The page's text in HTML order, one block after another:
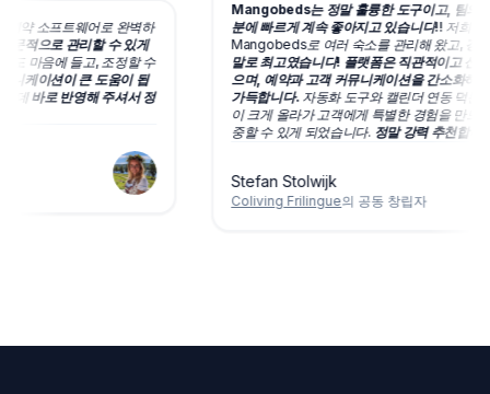
예약 소프트웨어로 완벽하
전문적으로 관리할 수 있게
도 마음에 들고, 조정할 수
뮤니케이션이 큰 도움이 됩
는데바로 반영해 주셔서 정
Mangobeds는 정말 훌륭한 도구이고, 팀의
분에 빠르게 계속 좋아지고 있습니다!!저희
Mangobeds로 여러 숙소를 관리해 왔고,
말로 최고였습니다! 플랫폼은 직관적이고 신
으며, 예약과 고객 커뮤니케이션을 간소화하
가득합니다.자동화 도구와 캘린더 연동 덕
이 크게 올라가 고객에게 특별한 경험을 만드
중할 수 있게 되었습니다.정말 강력 추천합
Stefan Stolwijk
Coliving Frilingue의 공동 창립자